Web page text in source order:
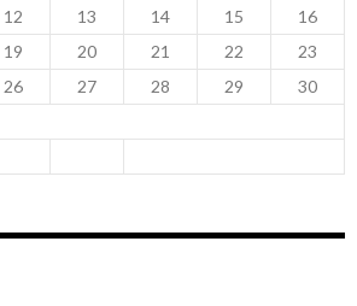
12 13 14 15
16
19 20 21 22
23
26 27 28 29
30